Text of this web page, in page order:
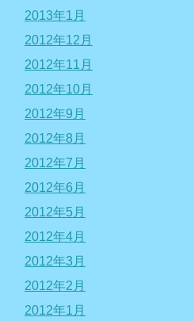
2013年1月
2012年12月
2012年11月
2012年10月
2012年9月
2012年8月
2012年7月
2012年6月
2012年5月
2012年4月
2012年3月
2012年2月
2012年1月